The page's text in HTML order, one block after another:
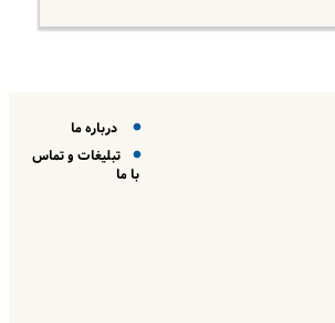
درباره ما
تبلیغات و تماس
با ما